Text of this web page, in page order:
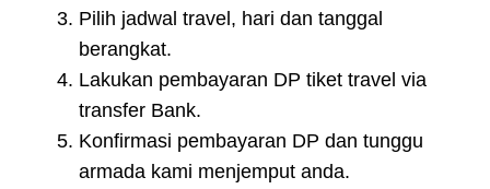
Pilih jadwal travel, hari dan tanggal
berangkat.
Lakukan pembayaran DP tiket travel via
transfer Bank.
Konfirmasi pembayaran DP dan tunggu
armada kami menjemput anda.